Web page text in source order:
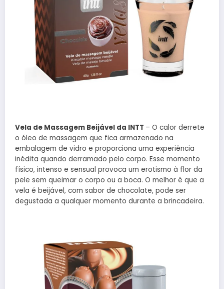
Vela de Massagem Beijável da INTT – O calor derrete
o óleo de massagem que fica armazenado na
embalagem de vidro e proporciona uma experiência
inédita quando derramado pelo corpo. Esse momento
físico, intenso e sensual provoca um erotismo à flor da
pele sem queimar o corpo ou a boca. O melhor é que a
vela é beijável, com sabor de chocolate, pode ser
degustada a qualquer momento durante a brincadeira.